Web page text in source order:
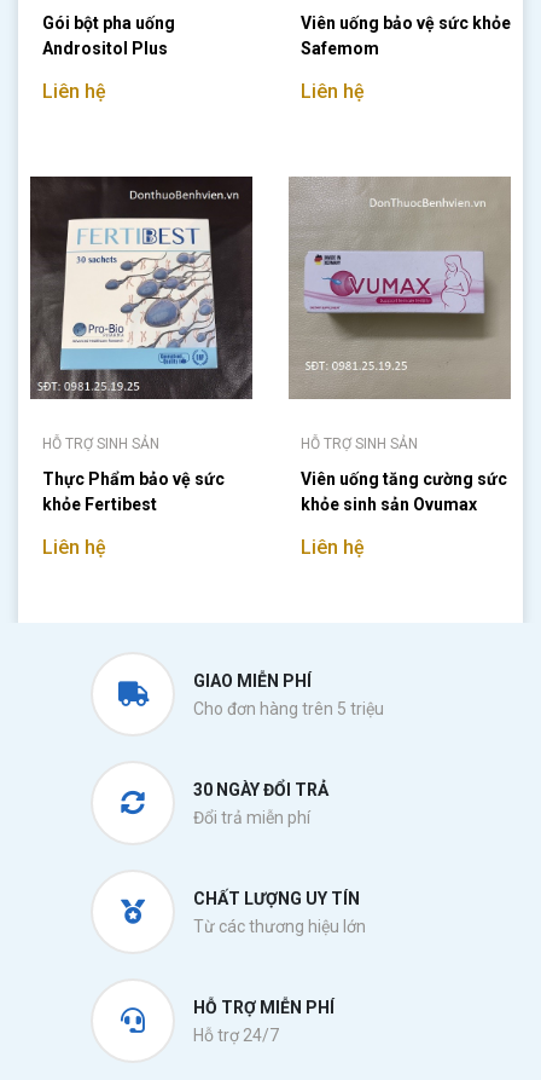
Gói bột pha uống
Andrositol Plus
Liên hệ
Viên uống bảo vệ sức khỏe
Safemom
Liên hệ
HỖ TRỢ SINH SẢN
Thực Phẩm bảo vệ sức
khỏe Fertibest
Liên hệ
HỖ TRỢ SINH SẢN
Viên uống tăng cường sức
khỏe sinh sản Ovumax
Liên hệ
GIAO MIỄN PHÍ
Cho đơn hàng trên 5 triệu
30 NGÀY ĐỔI TRẢ
Đổi trả miễn phí
CHẤT LƯỢNG UY TÍN
Từ các thương hiệu lớn
HỖ TRỢ MIỄN PHÍ
Hỗ trợ 24/7